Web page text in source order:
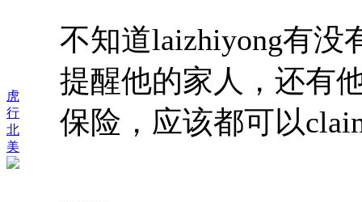
虎
行
北
美
不知道laizhiyong有没
提醒他的家人，还有
保险，应该都可以